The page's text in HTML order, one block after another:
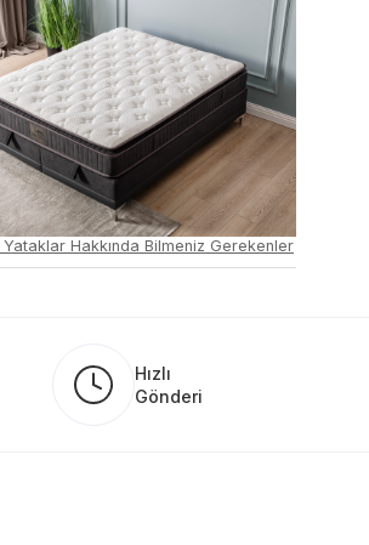
Hakkında Bilmeniz Gerekenler
Hızlı
Gönderi